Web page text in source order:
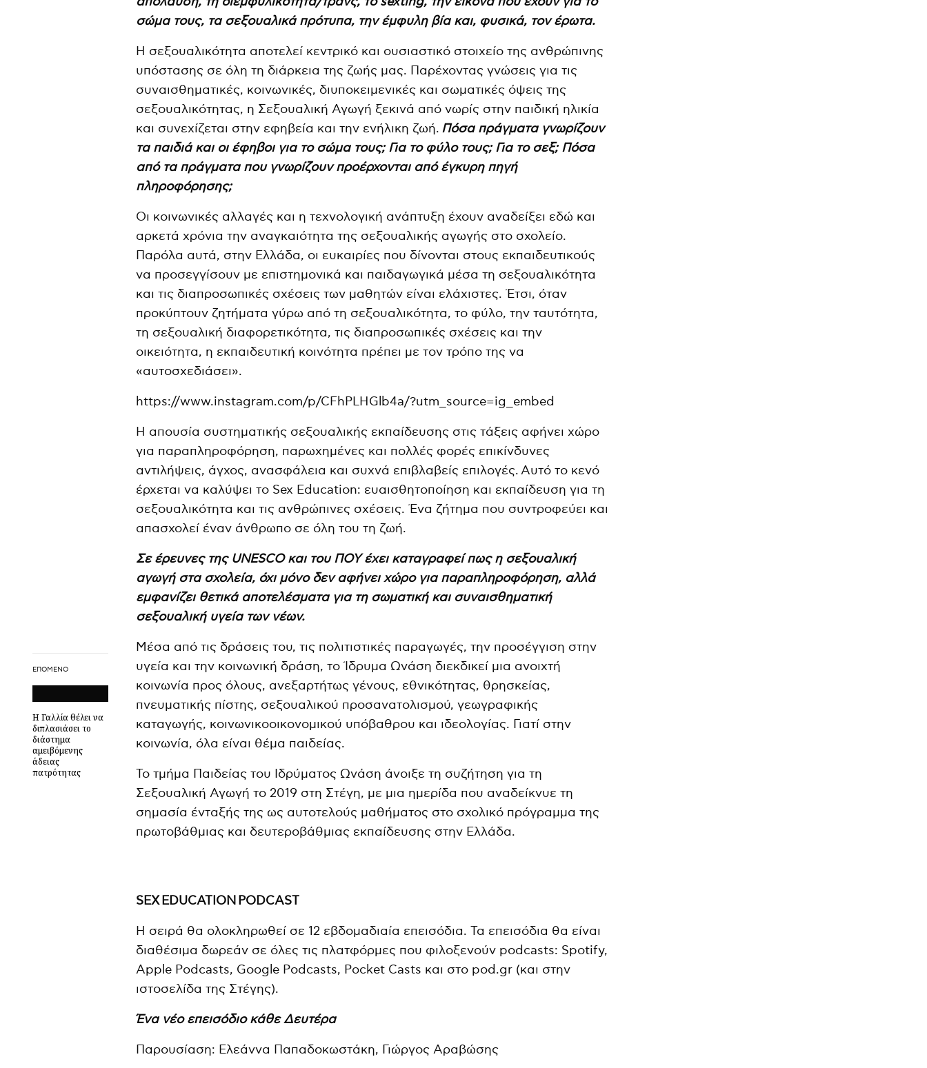
ΕΠΌΜΕΝΟ
Η Γαλλία θέλει να
διπλασιάσει το
διάστημα
αμειβόμενης
άδειας
πατρότητας
σώμα τους, τα σεξουαλικά πρότυπα, την έμφυλη βία και, φυσικά, τον έρωτα.
Η σεξουαλικότητα αποτελεί κεντρικό και ουσιαστικό στοιχείο της ανθρώπινης
υπόστασης σε όλη τη διάρκεια της ζωής μας. Παρέχοντας γνώσεις για τις
συναισθηματικές, κοινωνικές, διυποκειμενικές και σωματικές όψεις της
σεξουαλικότητας, η Σεξουαλική Αγωγή ξεκινά από νωρίς στην παιδική ηλικία
και συνεχίζεται στην εφηβεία και την ενήλικη ζωή. Πόσα πράγματα γνωρίζουν
τα παιδιά και οι έφηβοι για το σώμα τους; Για το φύλο τους; Για το σεξ; Πόσα
από τα πράγματα που γνωρίζουν προέρχονται από έγκυρη πηγή
πληροφόρησης;
Οι κοινωνικές αλλαγές και η τεχνολογική ανάπτυξη έχουν αναδείξει εδώ και
αρκετά χρόνια την αναγκαιότητα της σεξουαλικής αγωγής στο σχολείο.
Παρόλα αυτά, στην Ελλάδα, οι ευκαιρίες που δίνονται στους εκπαιδευτικούς
να προσεγγίσουν με επιστημονικά και παιδαγωγικά μέσα τη σεξουαλικότητα
και τις διαπροσωπικές σχέσεις των μαθητών είναι ελάχιστες. Έτσι, όταν
προκύπτουν ζητήματα γύρω από τη σεξουαλικότητα, το φύλο, την ταυτότητα,
τη σεξουαλική διαφορετικότητα, τις διαπροσωπικές σχέσεις και την
οικειότητα, η εκπαιδευτική κοινότητα πρέπει με τον τρόπο της να
«αυτοσχεδιάσει».
https://www.instagram.com/p/CFhPLHGlb4a/?utm_source=ig_embed
H απουσία συστηματικής σεξουαλικής εκπαίδευσης στις τάξεις αφήνει χώρο
για παραπληροφόρηση, παρωχημένες και πολλές φορές επικίνδυνες
αντιλήψεις, άγχος, ανασφάλεια και συχνά επιβλαβείς επιλογές. Αυτό το κενό
έρχεται να καλύψει το Sex Education: ευαισθητοποίηση και εκπαίδευση για τη
σεξουαλικότητα και τις ανθρώπινες σχέσεις. Ένα ζήτημα που συντροφεύει και
απασχολεί έναν άνθρωπο σε όλη του τη ζωή.
Σε έρευνες της UNESCO και του ΠΟΥ έχει καταγραφεί πως η σεξουαλική
αγωγή στα σχολεία, όχι μόνο δεν αφήνει χώρο για παραπληροφόρηση, αλλά
εμφανίζει θετικά αποτελέσματα για τη σωματική και συναισθηματική
σεξουαλική υγεία των νέων.
Μέσα από τις δράσεις του, τις πολιτιστικές παραγωγές, την προσέγγιση στην
υγεία και την κοινωνική δράση, το Ίδρυμα Ωνάση διεκδικεί μια ανοιχτή
κοινωνία προς όλους, ανεξαρτήτως γένους, εθνικότητας, θρησκείας,
πνευματικής πίστης, σεξουαλικού προσανατολισμού, γεωγραφικής
καταγωγής, κοινωνικοοικονομικού υπόβαθρου και ιδεολογίας. Γιατί στην
κοινωνία, όλα είναι θέμα παιδείας.
Το τμήμα Παιδείας του Ιδρύματος Ωνάση άνοιξε τη συζήτηση για τη
Σεξουαλική Αγωγή το 2019 στη Στέγη, με μια ημερίδα που αναδείκνυε τη
σημασία ένταξής της ως αυτοτελούς μαθήματος στο σχολικό πρόγραμμα της
πρωτοβάθμιας και δευτεροβάθμιας εκπαίδευσης στην Ελλάδα.
SEX EDUCATION PODCAST
Η σειρά θα ολοκληρωθεί σε 12 εβδομαδιαία επεισόδια. Τα επεισόδια θα είναι
διαθέσιμα δωρεάν σε όλες τις πλατφόρμες που φιλοξενούν podcasts: Spotify,
Apple Podcasts, Google Podcasts, Pocket Casts και στο pod.gr (και στην
ιστοσελίδα της Στέγης).
Ένα νέο επεισόδιο κάθε Δευτέρα
Παρουσίαση: Ελεάννα Παπαδοκωστάκη, Γιώργος Αραβώσης